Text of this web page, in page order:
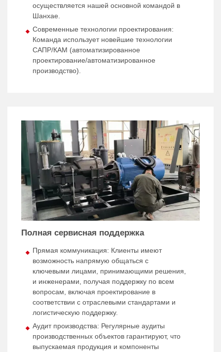
осуществляется нашей основной командой в
Шанхае.
Современные технологии проектирования:
Команда использует новейшие технологии
САПР/КАМ (автоматизированное
проектирование/автоматизированное
производство).
Полная сервисная поддержка
Прямая коммуникация: Клиенты имеют
возможность напрямую общаться с
ключевыми лицами, принимающими решения,
и инженерами, получая поддержку по всем
вопросам, включая проектирование в
соответствии с отраслевыми стандартами и
логистическую поддержку.
Аудит производства: Регулярные аудиты
производственных объектов гарантируют, что
выпускаемая продукция и компоненты